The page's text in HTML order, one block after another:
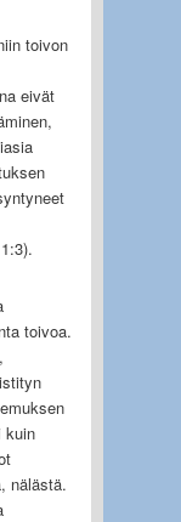
toivon
eivät
toivoa.
kuin
nälästä.